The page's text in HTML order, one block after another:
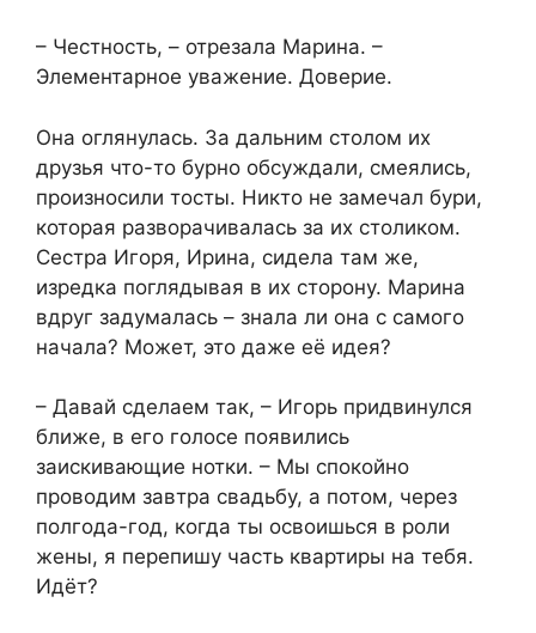
– Честность, – отрезала Марина. –
Элементарное уважение. Доверие.
Она оглянулась. За дальним столом их
друзья что-то бурно обсуждали, смеялись,
произносили тосты. Никто не замечал бури,
которая разворачивалась за их столиком.
Сестра Игоря, Ирина, сидела там же,
изредка поглядывая в их сторону. Марина
вдруг задумалась – знала ли она с самого
начала? Может, это даже её идея?
– Давай сделаем так, – Игорь придвинулся
ближе, в его голосе появились
заискивающие нотки. – Мы спокойно
проводим завтра свадьбу, а потом, через
полгода-год, когда ты освоишься в роли
жены, я перепишу часть квартиры на тебя.
Идёт?